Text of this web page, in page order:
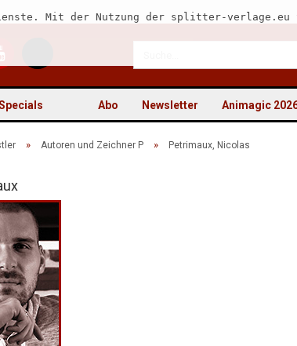
Mit der Nutzung der splitter-
Animagic
Newsletter
Abo
» Autoren und Zeichner P » Petrimaux, Nicolas